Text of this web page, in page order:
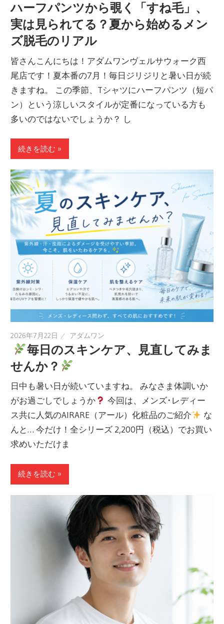
ハーフパンツから覗く「すね毛」、
実は見られてる？夏から始めるメン
ズ脱毛のリアル
皆さんこんにちは！アダムワンヴェルサウォーク西
尾店です！夏本番の7月！毎日ジリジリと暑い日が続
きますね。 この季節、Tシャツにハーフパンツ（短パ
ン）という涼しいスタイルが定番になっている方も
多いのではないでしょうか？ し
続きを読む »
2026年7月22日 アダムワン
毎日のスキンケア、見直してみま
せんか？
日中も暑い日が続いていますね。 みなさま体調いか
がお過ごしでしょうか
今回は、メンズ･レディー
ス共に人気のAIRARE（アール）化粧品のご紹介
な
んと… 今だけ！全シリーズ 2,200円（税込）でお買い
求めいただけま
続きを読む »